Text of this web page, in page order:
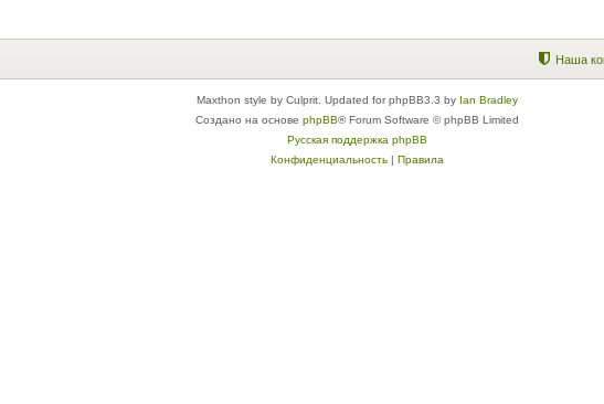
Наша
Maxthon style by Culprit. Updated for phpBB3.3 by Ian Bradley
Создано на основе phpBB® Forum Software © phpBB Limited
Русская поддержка phpBB
Конфиденциальность| Правила